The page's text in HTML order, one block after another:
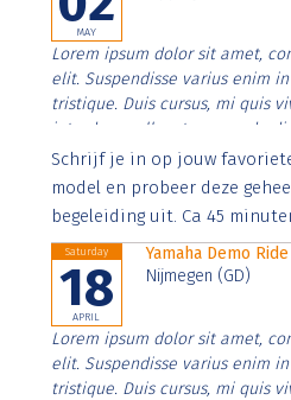
MAY
Lorem ipsum dolor sit amet,
elit. Suspendisse varius enim
tristique. Duis cursus, mi quis
interdum nulla, ut commodo
Aenean faucibus nibh et justo
imperdiet. Nunc ut sem vitae
Schrijf je in op jouw
model en probeer deze
begeleiding uit. Ca 45
Saturday
18
APRIL
Yamaha Demo
Nijmegen (GD)
Lorem ipsum dolor sit amet,
elit. Suspendisse varius enim
tristique. Duis cursus, mi quis